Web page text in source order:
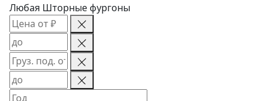
Любая Шторные фургоны